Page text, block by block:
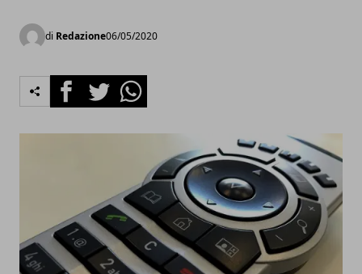
di Redazione06/05/2020
FacebookTwitterWhatsapp